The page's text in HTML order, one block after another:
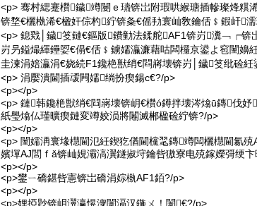
<p> 骞村緦蹇欑鐬竴闄ｅ瓙锛岀附瑕哄緱瑭插幓璨烽粸
锛堥€欐槸浠€楹奸倧杓紵锛夈€傜劧寰屾敎鑰佸﹩鍜屽
<p> 鎴戣│鐬笅鏈€鏂版鐨勭法鍒舵AF1锛岃瀵﹁┍锛
岃叧鎰熶緷鑸娿€傝€佸﹩鐪嬬灜濂藉咕闆欏京鍙よ窇闉嬶
圭湅涓婄灜涓€娆続F1鑱栬獣绡€閰嶈壊锛岃│鐬笅纰硷
<p> 涓嬮潰閫插叆闁嬬绱扮瘈鍚с€?/p>
<p></p>
<p> 鏈韩鑱栬獣绡€閰嶈壊锛岄€欑ó鐏拌壊涔熻ū鏄伐妤
紙璺熻仏瑾曠瘈鏈変竴姣涢將闂滅郴楹硷紵锛?/p>
<p></p>
<p> 闉嬬洅寰堟櫘閫氾紝鍥犵偤閫欓毣鏄竴闆欐櫘閫氱
嬪墠AJ閭ｆǎ锛屾娊灞滈瀷鐩掓垨鑰呰獓寮电殑鎵嬫彁绠
<p></p>
<p>鐢ㄧ礄鍖呰憲锛岀礄涓婃槸AF1銆?/p>
<p></p>
<p>娌掗尟锛岄瀷瀛愰潨闈滆汉鍦ㄨ！闈€?/p>